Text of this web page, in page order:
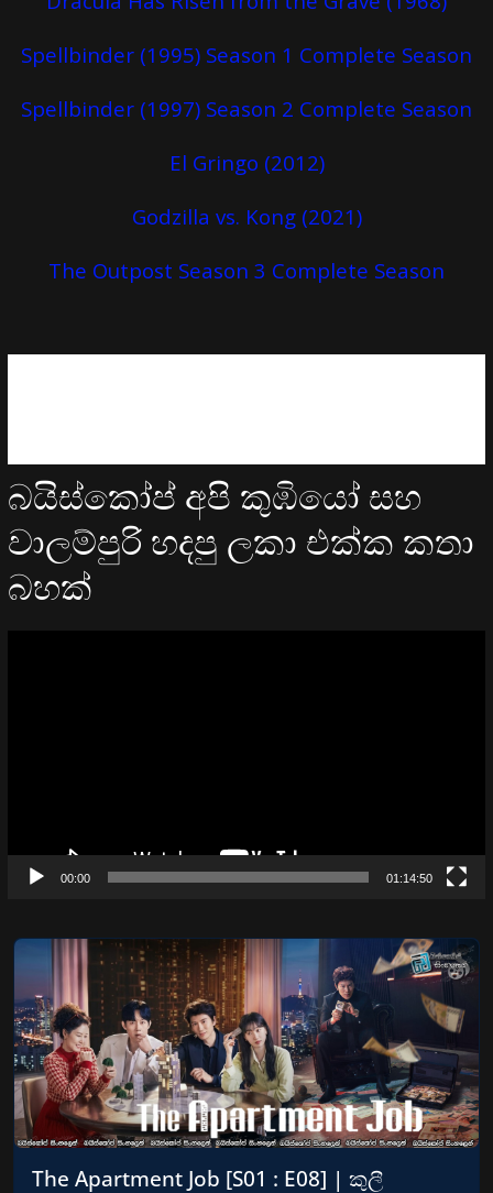
Spellbinder (1995) Season 1 Complete Season
Spellbinder (1997) Season 2 Complete Season
El Gringo (2012)
Godzilla vs. Kong (2021)
The Outpost Season 3 Complete Season
බයිස්කෝප් අපි කුඹියෝ සහ
වාලම්පුරි හදපු ලකා එක්ක කතා
බහක්
00:00 01:14:50
The Apartment Job [S01 : E08] | කුලී